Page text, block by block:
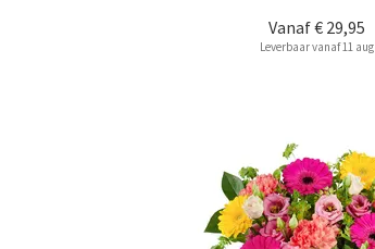
Vanaf€ 29,95
Leverbaar vanaf 11 aug